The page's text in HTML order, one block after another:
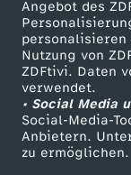
Angebot des
Nutzung von
ZDFtivi. Daten
verwendet.
• Social Media
Social-Media-
Anbietern.
zu ermöglichen.
l
e
r
:
TV-Programm
ZDF Unternehmen
Karriere